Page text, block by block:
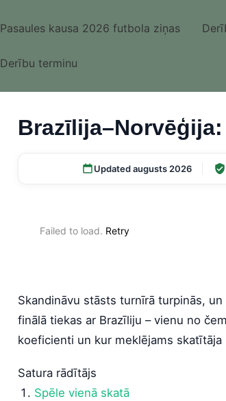
Pasaules kausa 2026 futbola ziņas
Derību terminu
Updated augusts 2026
Failed to load. Retry
Skandināvu stāsts turnīrā turpinās,
finālā tiekas ar Brazīliju – vienu no
koeficienti un kur meklējams skatītāja
Satura rādītājs
Spēle vienā skatā